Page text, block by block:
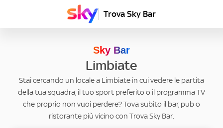
Trova Sky Bar
Sky Bar
Limbiate
Stai cercando un locale a Limbiate in cui vedere le partita
della tua squadra, il tuo sport preferito o il programma TV
che proprio non vuoi perdere? Tova subito il bar, pub o
ristorante più vicino con Trova Sky Bar.